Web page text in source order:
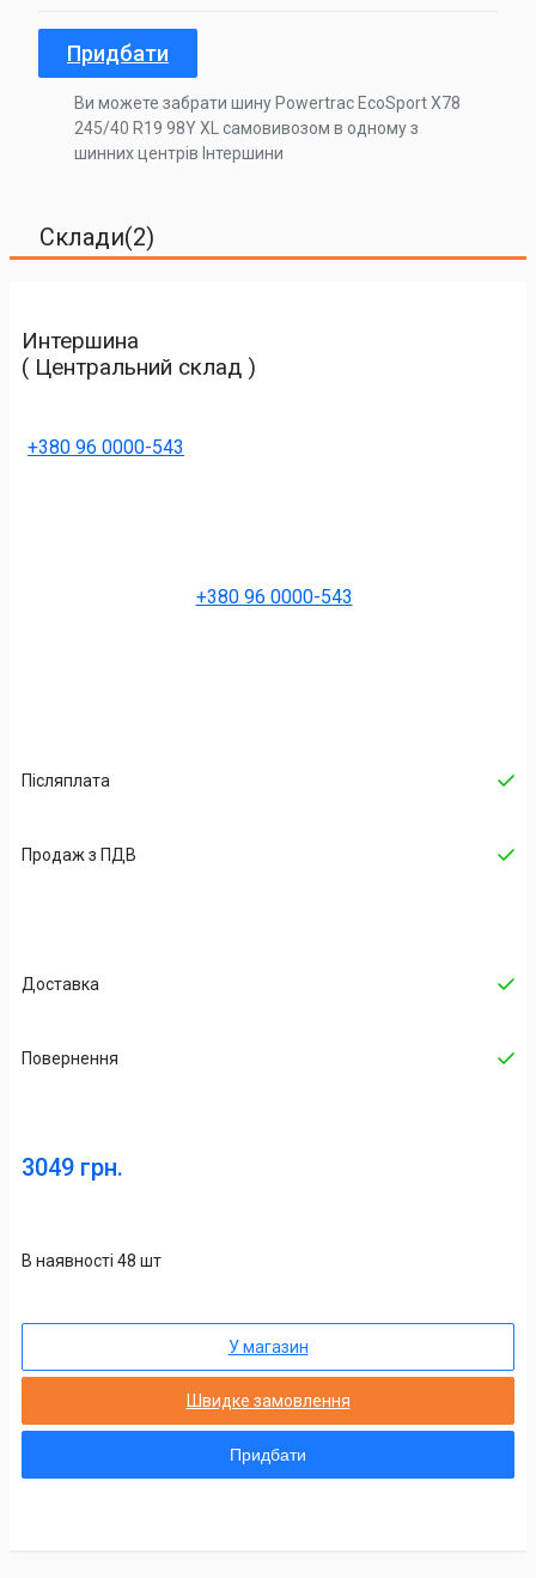
Придбати
Ви можете забрати шину Powertrac EcoSport X78
245/40 R19 98Y XL самовивозом в одному з
шинних центрів Інтершини
Склади(2)
Интершина
( Центральний склад )
+380 96 0000-543
+380 96 0000-543
Післяплата
Продаж з ПДВ
Доставка
Повернення
3049 грн.
В наявності 48 шт
У магазин
Швидке замовлення
Придбати